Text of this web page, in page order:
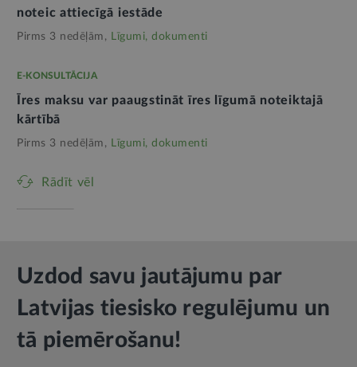
noteic attiecīgā iestāde
Pirms 3 nedēļām, Līgumi, dokumenti
E-KONSULTĀCIJA
Īres maksu var paaugstināt īres līgumā noteiktajā
kārtībā
Pirms 3 nedēļām, Līgumi, dokumenti
Rādīt vēl
Uzdod savu jautājumu par
Latvijas tiesisko regulējumu un
tā piemērošanu!